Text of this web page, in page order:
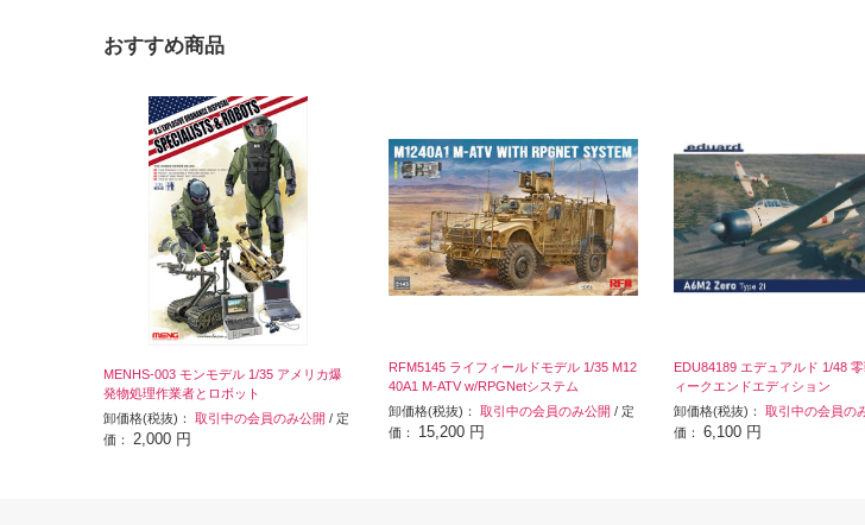
おすすめ商品
MENHS-003 モンモデル 1/35 アメリカ爆
発物処理作業者とロボット
卸価格(税抜)： 取引中の会員のみ公開 / 定
価： 2,000 円
RFM5145 ライフィールドモデル 1/35 M12
40A1 M-ATV w/RPGNetシステム
卸価格(税抜)： 取引中の会員のみ公開 / 定
価： 15,200 円
EDU84189 エデュアルド 1/48
ィークエンドエディション
卸価格(税抜)： 取引中の会員の
価： 6,100 円